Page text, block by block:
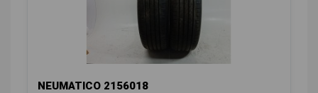
NEUMATICO 2156018